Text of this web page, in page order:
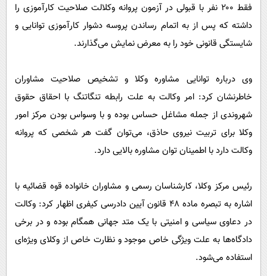
فقط ۲۰۰ نفر با قبولی در آزمون پروانه وکلالت صلاحیت کارآموزی را
داشته که پس از به اتمام رساندن پروسه دشوار کارآموزی توانایی و
شایستگی قانونی خود را به معرض نمایش می‌گذارند.
وی درباره توانایی مشاوره وکلا و تشخیص صلاحیت مشاوران
خاطرنشان کرد: امر وکالت به علت رابطه تنگاتنگ با احقاق حقوق
شهروندی از جمله مشاغل حساس بوده و با وسواس بودن مرکز امور
وکلا برای تربیت نیروی حاذق، می‌توان گفت هر شخصی که پروانه
وکالت دارد با اطمینان توان مشاوره بالایی دارد.
رئیس مرکز وکلا، کارشناسان رسمی و مشاوران خانواده قوه قضائیه با
اشاره به تبصره ماده ۴۸ قانون آیین دادرسی کیفری اظهار کرد: وکالت
در دعاوی سیاسی و امنیتی با یک متد جهانی همگام بوده و در برخی
دادگاه‌ها به علت ویژگی خاص موجود و نظارت خاص از وکلای ویژه‌ای
استفاده می‌شود.